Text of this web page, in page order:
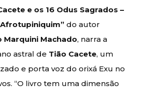
e os 16 Odus Sagrados –
Afrotupiniquim”do autor
Marquini Machado, narra a
astral de Tião Cacete, um
e porta voz do orixá Exu no
“O livro tem uma dimensão